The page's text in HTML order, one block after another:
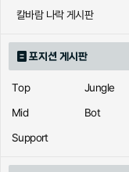
칼바람 나락 게시판
포지션 게시판
Top
Jungle
Mid
Bot
Support